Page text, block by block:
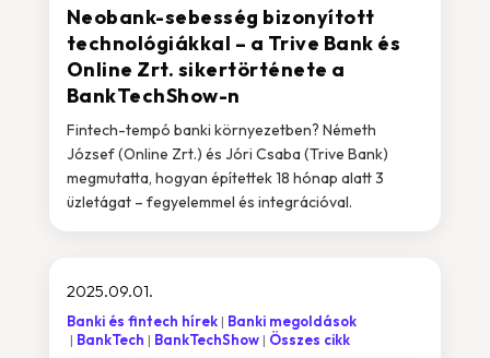
Neobank-sebesség bizonyított
technológiákkal – a Trive Bank és
Online Zrt. sikertörténete a
BankTechShow-n
Fintech-tempó banki környezetben? Németh
József (Online Zrt.) és Jóri Csaba (Trive Bank)
megmutatta, hogyan építettek 18 hónap alatt 3
üzletágat – fegyelemmel és integrációval.
2025.09.01.
Banki és fintech hírek
Banki megoldások
BankTech
BankTechShow Összes cikk